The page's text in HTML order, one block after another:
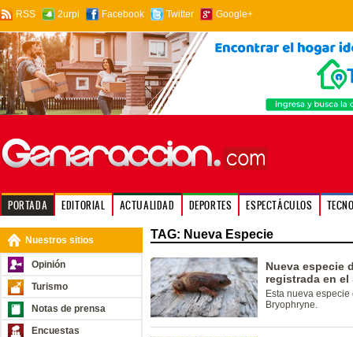
RSS 2urpi Facebook Twitter Google+
PORTADA EDITORIAL ACTUALIDAD DEPORTES ESPECTÁCULOS
Nuestros sitios
Opinión
Turismo
Notas de prensa
Encuestas
TAG: Nueva Especie
Nueva especie
registrada en
Esta nueva
Bryophryne.